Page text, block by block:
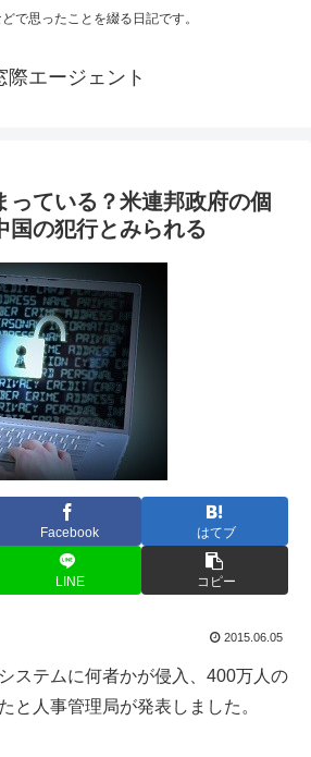
で思ったことを綴る日記です。
際エージェント
っている？米連邦政府の個
国の犯行とみられる
Facebook はてブ
LINE コピー
2015.06.05
ステムに何者かが侵入、400万人の
と人事管理局が発表しました。